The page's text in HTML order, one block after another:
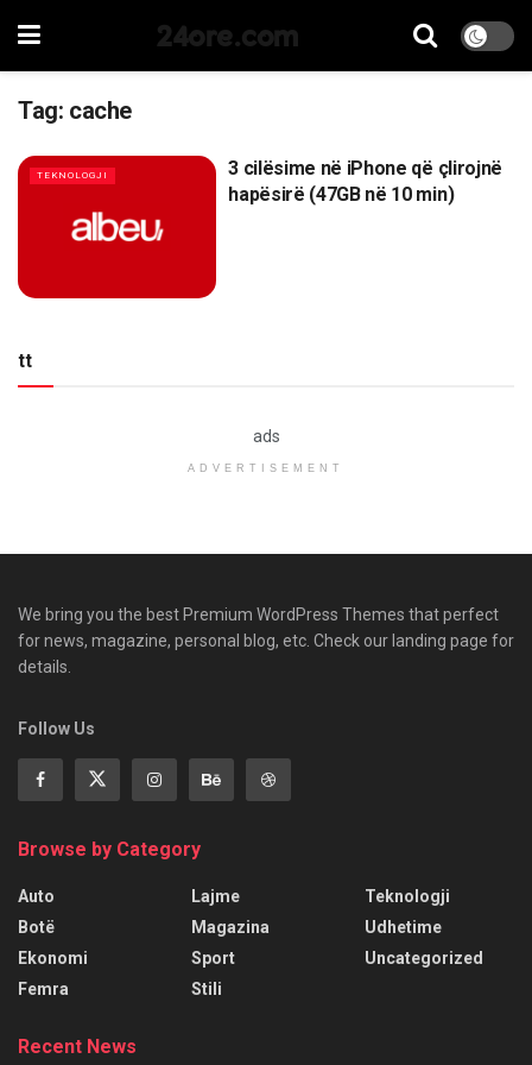
24ore.com
Tag: cache
TEKNOLOGJI
3 cilësime në iPhone që çlirojnë
hapësirë (47GB në 10 min)
tt
ads
ADVERTISEMENT
We bring you the best Premium WordPress Themes that perfect
for news, magazine, personal blog, etc. Check our landing page for
details.
Follow Us
Browse by Category
Auto
Botë
Ekonomi
Femra
Lajme
Magazina
Sport
Stili
Teknologji
Udhetime
Uncategorized
Recent News